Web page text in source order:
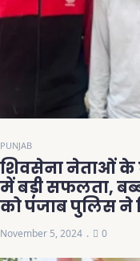
PUNJAB
शिवसेना नेताओं
में बड़ी सफलता,
को पंजाब पुलिस ने
November 5, 2024 0